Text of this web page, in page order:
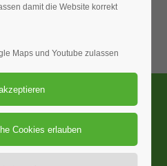
in Kürze.
Laufenden bleiben
damit die Website korrekt
Maps und Youtube zulassen